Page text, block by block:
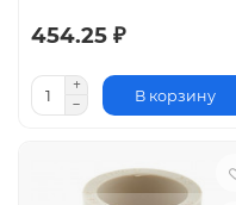
454.25 ₽
В корзину